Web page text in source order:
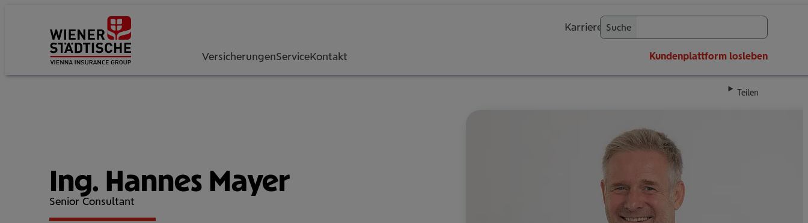
VersicherungenServiceKontakt
Karriere Suche
Kundenplattform losleben
Teilen
Ing. Hannes Mayer
Senior Consultant